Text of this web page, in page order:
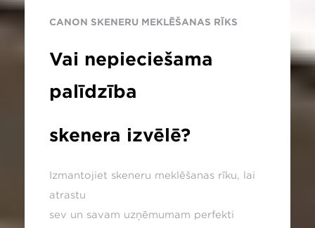
CANON SKENERU MEKLĒŠANAS RĪKS
Vai nepieciešama
palīdzība
skenera izvēlē?
Izmantojiet skeneru meklēšanas rīku, lai
atrastu
sev un savam uzņēmumam perfekti